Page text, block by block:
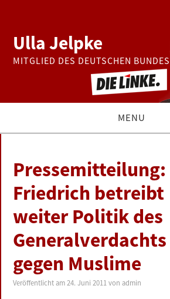
Ulla Jelpke
MITGLIED DES DEUTSCHEN
MENU
BUNDESTAG
PRESSE
ZUR PERSON
LINKS
Pressemitteilung:
Friedrich betreibt
weiter Politik des
Generalverdachts
gegen Muslime
Veröffentlicht am24. Juni 2011 vonadmin